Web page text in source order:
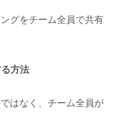
グをチーム全員で共有
方法
はなく、チーム全員が